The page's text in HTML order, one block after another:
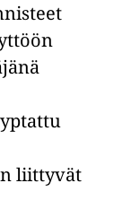
liittyvät